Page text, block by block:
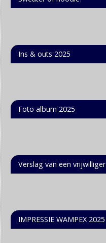
Ins & outs 2025
Foto album 2025
Verslag van een vrijwilliger
IMPRESSIE WAMPEX 2025